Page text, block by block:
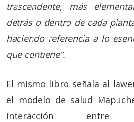
trascendente, más
detrás o dentro de cada
haciendo referencia a lo
que contiene”.
El mismo libro señala al
el modelo de salud
interacción